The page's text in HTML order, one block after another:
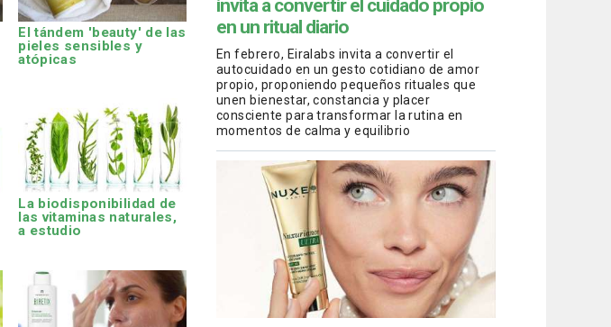
invita a convertir el cuidado propio
en un ritual diario
En febrero, Eiralabs invita a convertir el
autocuidado en un gesto cotidiano de amor
propio, proponiendo pequeños rituales que
unen bienestar, constancia y placer
consciente para transformar la rutina en
momentos de calma y equilibrio
El tándem 'beauty' de las
pieles sensibles y
atópicas
La biodisponibilidad de
las vitaminas naturales,
a estudio